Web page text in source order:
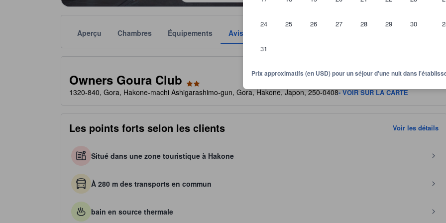
24 25 26 27 28 29 30
31
Prix approximatifs (en USD) pour un séjour d'une nuit dans
Aperçu Chambres Équipements Avis
Owners Goura Club
1320-840, Gora, Hakone-machi Ashigarashimo-gun, Gora, Hakone, Japon, 250-0408- VOIR SUR LA CARTE
Les points forts selon les clients Voir les détails
Situé dans une zone touristique à Hakone
À 280 m des transports en commun
bain en source thermale